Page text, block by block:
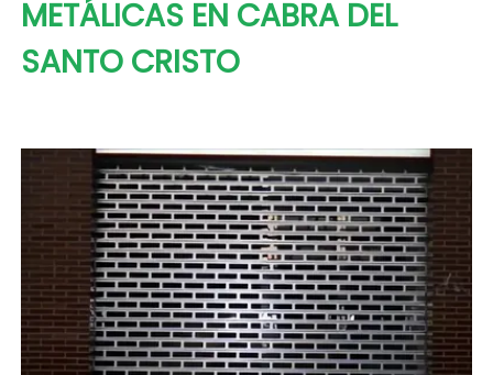
METÁLICAS EN CABRA DEL
SANTO CRISTO